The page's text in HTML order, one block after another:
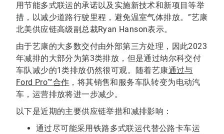
用节能多式联运的承诺以及实施新技术和新项目等举
措，以减少道路行驶里程，避免温室气体排放。”艺康
北美供应链高级副总裁Ryan Hanson表示。
由于艺康的大多数交付由外部第三方处理，因此2023
年减排的大部分为第3类排放，但是通过纳尔科交付
车队减少的1类排放仍然很可观。随着艺康通过与
Ford Pro™合作 ，将其销售和服务车队转变为电动汽
车，运营排放将进一步减少。
以下是近期的主要供应链举措和减排影响：
通过尽可能采用铁路多式联运代替公路卡车运